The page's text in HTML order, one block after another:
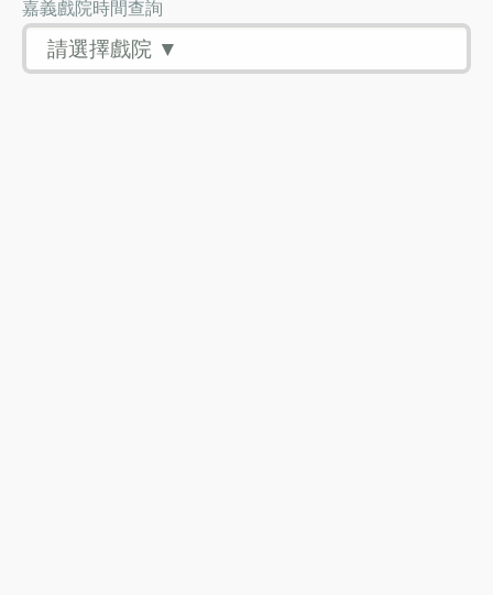
嘉義戲院時間查詢